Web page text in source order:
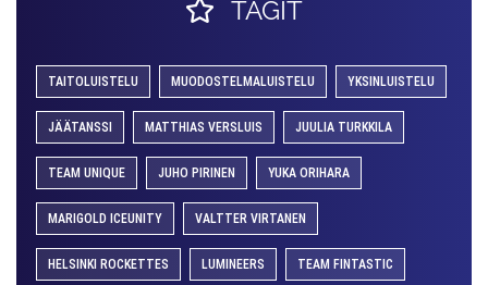
TAGIT
TAITOLUISTELU MUODOSTELMALUISTELU YKSINLUISTELU
JÄÄTANSSI MATTHIAS VERSLUIS JUULIA TURKKILA
TEAM UNIQUE JUHO PIRINEN YUKA ORIHARA
MARIGOLD ICEUNITY VALTTER VIRTANEN
HELSINKI ROCKETTES LUMINEERS TEAM FINTASTIC